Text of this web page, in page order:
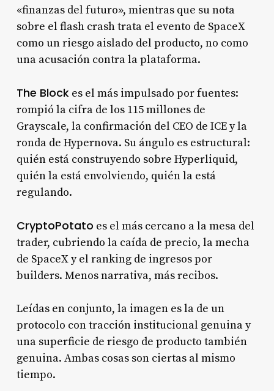
«finanzas del futuro», mientras que su nota
sobre el flash crash trata el evento de SpaceX
como un riesgo aislado del producto, no como
una acusación contra la plataforma.
The Blockes el más impulsado por fuentes:
rompió la cifra de los 115 millones de
Grayscale, la confirmación del CEO de ICE y la
ronda de Hypernova. Su ángulo es estructural:
quién está construyendo sobre Hyperliquid,
quién la está envolviendo, quién la está
regulando.
CryptoPotato es el más cercano a la mesa del
trader, cubriendo la caída de precio, la mecha
de SpaceX y el ranking de ingresos por
builders. Menos narrativa, más recibos.
Leídas en conjunto, la imagen es la de un
protocolo con tracción institucional genuina y
una superficie de riesgo de producto también
genuina. Ambas cosas son ciertas al mismo
tiempo.